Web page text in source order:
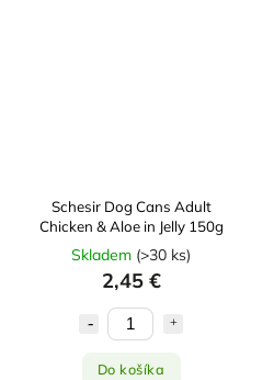
Schesir Dog Cans Adult
Chicken & Aloe in Jelly 150g
Skladem (>30 ks)
2,45 €
Do košíka